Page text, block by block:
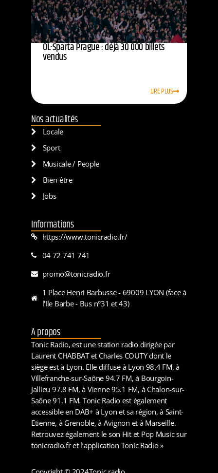
OL-Sparta Prague : déjà 30 000 billets
vendus
LIRE PLUS
Nos actualités
Locale
Sport
Musicale / People
Bien-être
Jobs
Informations
https://www.tonicradio.fr/
04 72 741 741
promo@tonicradio.fr
1 Place Henri Barbusse - 69009 LYON (face à
l'Ile Barbe - Bus n°31 et 43)
A propos
Tonic Radio, est une station radio dirigée par
Laurent CHABBAT et Charles COUTY dont le
siège est à Lyon. Elle diffuse à Lyon 98.4 FM, à
Villefranche-sur-Saône 94.7 FM, à Bourgoin-
Jallieu 97.8 FM, à Vienne 95.1 FM, à Chalon-sur-
Saône 91.1 FM. Tonic Radio est également
accessible en DAB+ à Lyon et sa région, à Saint-
Etienne, à Grenoble, à Avignon et à Marseille.
Retrouvez également le son Hit et Pop Music sur
tonicradio.fr et l’application Tonic Radio »